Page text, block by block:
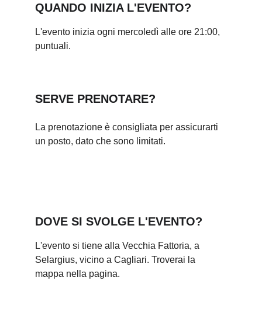
QUANDO INIZIA L'EVENTO?
L'evento inizia ogni mercoledì alle ore 21:00,
puntuali.
SERVE PRENOTARE?
La prenotazione è consigliata per assicurarti
un posto, dato che sono limitati.
DOVE SI SVOLGE L'EVENTO?
L'evento si tiene alla Vecchia Fattoria, a
Selargius, vicino a Cagliari. Troverai la
mappa nella pagina.